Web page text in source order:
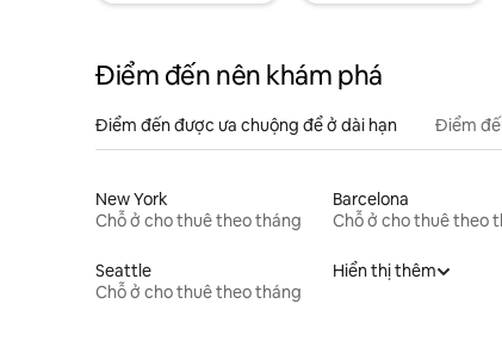
Điểm đến nên khám phá
Điểm đến được ưa chuộng để ở dài hạn Điểm
New York
Chỗ ở cho thuê theo tháng
Barcelona
Chỗ ở cho thuê theo
Seattle
Chỗ ở cho thuê theo tháng
Hiển thị thêm